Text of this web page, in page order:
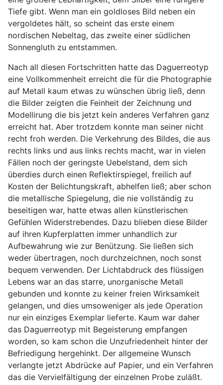
Tiefe gibt. Wenn man ein goldloses Bild neben ein
vergoldetes hält, so scheint das erste einem
nordischen Nebeltag, das zweite einer südlichen
Sonnengluth zu entstammen.
Nach all diesen Fortschritten hatte das Daguerreotyp
eine Vollkommenheit erreicht die für die Photographie
auf Metall kaum etwas zu wünschen übrig ließ, denn
die Bilder zeigten die Feinheit der Zeichnung und
Modellirung die bis jetzt kein anderes Verfahren ganz
erreicht hat. Aber trotzdem konnte man seiner nicht
recht froh werden. Die Verkehrung des Bildes, die aus
rechts links und aus links rechts macht, war in vielen
Fällen noch der geringste Uebelstand, dem sich
überdies durch einen Reflektirspiegel, freilich auf
Kosten der Belichtungskraft, abhelfen ließ; aber schon
die metallische Spiegelung, die nie vollständig zu
beseitigen war, hatte etwas allen künstlerischen
Gefühlen Widerstrebendes. Dazu blieben diese Bilder
auf ihren Kupferplatten immer unhandlich zur
Aufbewahrung wie zur Benützung. Sie ließen sich
weder übertragen, noch durchzeichnen, noch sonst
bequem verwenden. Der Lichtabdruck des flüssigen
Lebens war an das starre, unorganische Metall
gebunden und konnte zu keiner freien Wirksamkeit
gelangen, und dies umsoweniger als jede Operation
nur ein einziges Exemplar lieferte. Kaum war daher
das Daguerreotyp mit Begeisterung empfangen
worden, so kam schon die Unzufriedenheit hinter der
Befriedigung hergehinkt. Der allgemeine Wunsch
verlangte jetzt Abdrücke auf Papier, und ein Verfahren
das die Vervielfältigung der einzelnen Probe zuläßt.